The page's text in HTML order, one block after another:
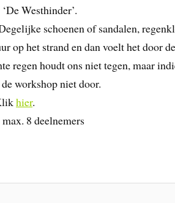
Westhinder’.
schoenen of sandalen,
op het strand en dan voelt het door
regen houdt ons niet tegen, maar
workshop niet door.
hier.
8 deelnemers